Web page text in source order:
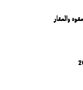
والعقار